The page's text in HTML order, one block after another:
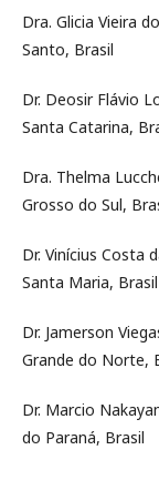
Dra. Glicia Vieira
Santo, Brasil
Dr. Deosir Flávio
Santa Catarina,
Dra. Thelma
Grosso do Sul,
Dr. Vinícius Costa
Santa Maria, Brasil
Dr. Jamerson
Grande do Norte,
Dr. Marcio
do Paraná, Brasil